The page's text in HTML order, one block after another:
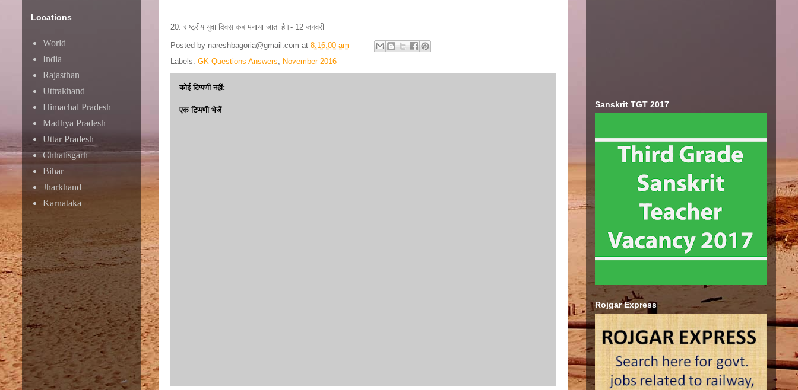
20. राष्ट्रीय युवा दिवस कब मनाया जाता है।- 12 जनवरी
Posted by nareshbagoria@gmail.com at 8:16:00 am
Labels: GK Questions Answers, November 2016
कोई टिप्पणी नहीं:
एक टिप्पणी भेजें
Locations
World
India
Rajasthan
Uttrakhand
Himachal Pradesh
Madhya Pradesh
Uttar Pradesh
Chhatisgarh
Bihar
Jharkhand
Karnataka
Sanskrit TGT 2017
Rojgar Express